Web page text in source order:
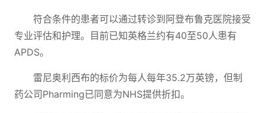
符合条件的患者可以通过转诊到阿登布鲁克医院接受
专业评估和护理。目前已知英格兰约有40至50人患有
APDS。
雷尼奥利西布的标价为每人每年35.2万英镑，但制
药公司Pharming已同意为NHS提供折扣。